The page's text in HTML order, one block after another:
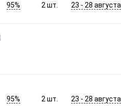
95% 2 шт. 23 - 28 августа
95% 2 шт. 23 - 28 августа